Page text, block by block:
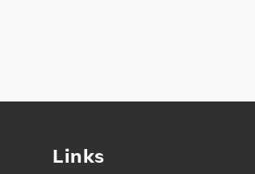
Links